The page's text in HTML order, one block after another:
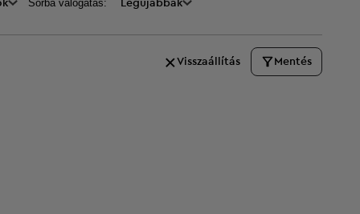
Sorba válogatás: Legújabbak
Visszaállítás Mentés